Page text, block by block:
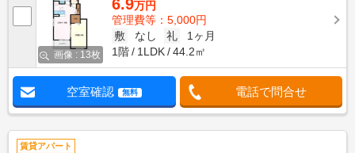
画像 : 13枚
6.9万円
管理費等：5,000円
敷
なし 礼
1ヶ月
1階
1LDK 44.2㎡
空室確認 無料 電話で問合せ
賃貸アパート